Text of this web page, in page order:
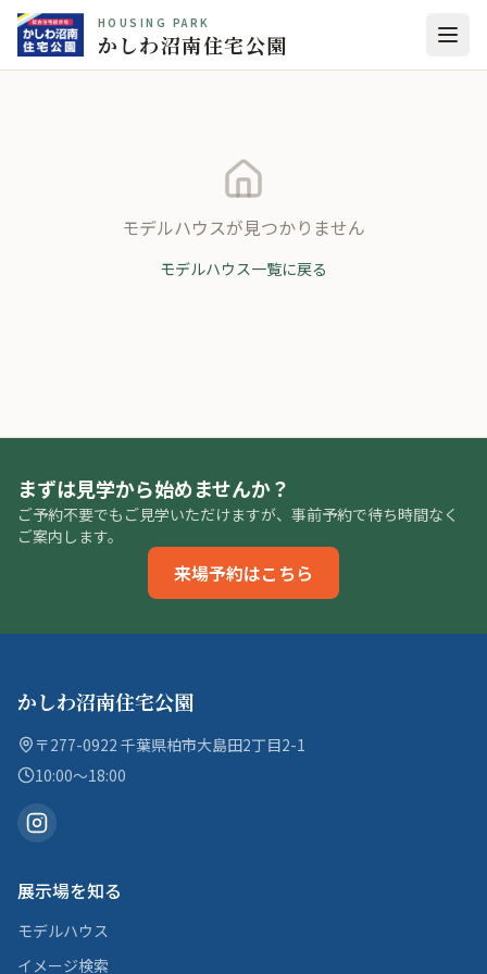
HOUSING PARK
かしわ沼南住宅公園
モデルハウスが見つかりません
モデルハウス一覧に戻る
まずは見学から始めませんか？
ご予約不要でもご見学いただけますが、事前予約で待ち時間なく
ご案内します。
来場予約はこちら
かしわ沼南住宅公園
〒277-0922 千葉県柏市大島田2丁目2-1
10:00〜18:00
展示場を知る
モデルハウス
イメージ検索